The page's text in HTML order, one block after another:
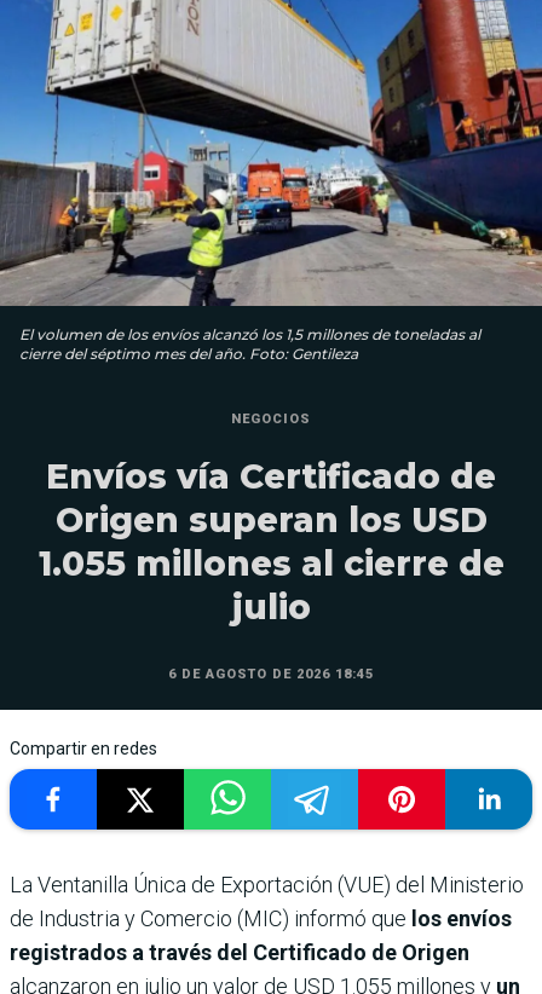
El volumen de los envíos alcanzó los 1,5 millones de toneladas al
cierre del séptimo mes del año. Foto: Gentileza
NEGOCIOS
Envíos vía Certificado de
Origen superan los USD
1.055 millones al cierre de
julio
6 DE AGOSTO DE 2026 18:45
Compartir en redes
La Ventanilla Única de Exportación (VUE) del Ministerio
de Industria y Comercio (MIC) informó que los envíos
registrados a través del Certificado de Origen
alcanzaron en julio un valor de USD 1.055 millones y un